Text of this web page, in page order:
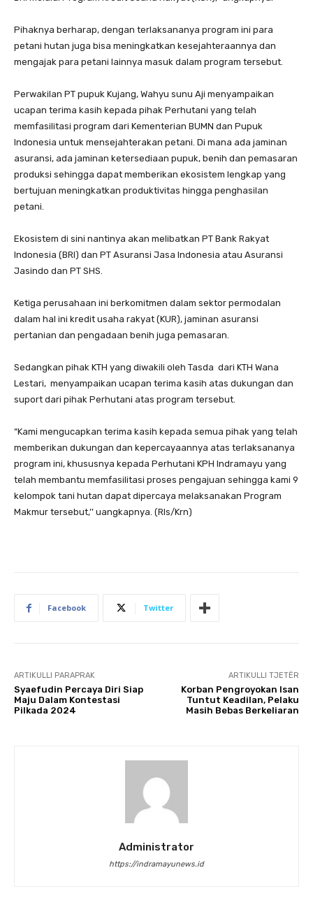
Pihaknya berharap, dengan terlaksananya program ini para
petani hutan juga bisa meningkatkan kesejahteraannya dan
mengajak para petani lainnya masuk dalam program tersebut.
Perwakilan PT pupuk Kujang, Wahyu sunu Aji menyampaikan
ucapan terima kasih kepada pihak Perhutani yang telah
memfasilitasi program dari Kementerian BUMN dan Pupuk
Indonesia untuk mensejahterakan petani. Di mana ada jaminan
asuransi, ada jaminan ketersediaan pupuk, benih dan pemasaran
produksi sehingga dapat memberikan ekosistem lengkap yang
bertujuan meningkatkan produktivitas hingga penghasilan
petani.
Ekosistem di sini nantinya akan melibatkan PT Bank Rakyat
Indonesia (BRI) dan PT Asuransi Jasa Indonesia atau Asuransi
Jasindo dan PT SHS.
Ketiga perusahaan ini berkomitmen dalam sektor permodalan
dalam hal ini kredit usaha rakyat (KUR), jaminan asuransi
pertanian dan pengadaan benih juga pemasaran.
Sedangkan pihak KTH yang diwakili oleh Tasda dari KTH Wana
Lestari, menyampaikan ucapan terima kasih atas dukungan dan
suport dari pihak Perhutani atas program tersebut.
“Kami mengucapkan terima kasih kepada semua pihak yang telah
memberikan dukungan dan kepercayaannya atas terlaksananya
program ini, khususnya kepada Perhutani KPH Indramayu yang
telah membantu memfasilitasi proses pengajuan sehingga kami 9
kelompok tani hutan dapat dipercaya melaksanakan Program
Makmur tersebut,’’ uangkapnya. (Rls/Krn)
Facebook Twitter
ARTIKULLI PARAPRAK
Syaefudin Percaya Diri Siap
Maju Dalam Kontestasi
Pilkada 2024
ARTIKULLI TJETËR
Korban Pengroyokan Isan
Tuntut Keadilan, Pelaku
Masih Bebas Berkeliaran
Administrator
https://indramayunews.id